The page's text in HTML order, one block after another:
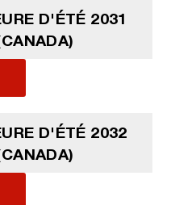
D'ÉTÉ 2031
D'ÉTÉ 2032